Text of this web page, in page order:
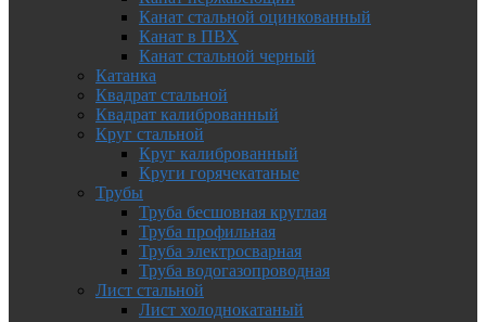
Канат стальной оцинкованный
Канат в ПВХ
Канат стальной черный
Катанка
Квадрат стальной
Квадрат калиброванный
Круг стальной
Круг калиброванный
Круги горячекатаные
Трубы
Труба бесшовная круглая
Труба профильная
Труба электросварная
Труба водогазопроводная
Лист стальной
Лист холоднокатаный